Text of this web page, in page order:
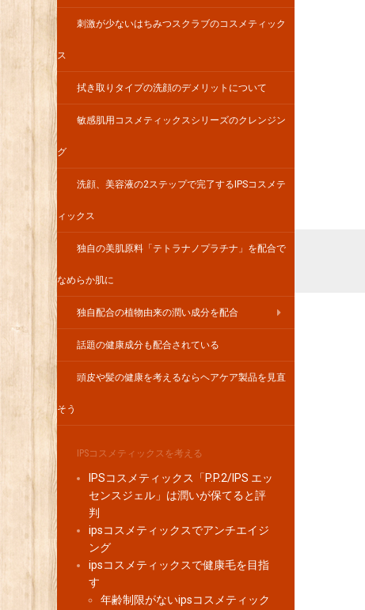
刺激が少ないはちみつスクラブのコスメティック
ス
拭き取りタイプの洗顔のデメリットについて
敏感肌用コスメティックスシリーズのクレンジン
グ
洗顔、美容液の2ステップで完了するIPSコスメテ
ィックス
独自の美肌原料「テトラナノプラチナ」を配合で
なめらか肌に
独自配合の植物由来の潤い成分を配合
話題の健康成分も配合されている
頭皮や髪の健康を考えるならヘアケア製品を見直
そう
IPSコスメティックスを考える
IPSコスメティックス「P.P.2/IPS エッ
センスジェル」は潤いが保てると評
判
ipsコスメティックスでアンチエイジ
ング
ipsコスメティックスで健康毛を目指
す
年齢制限がないipsコスメティック